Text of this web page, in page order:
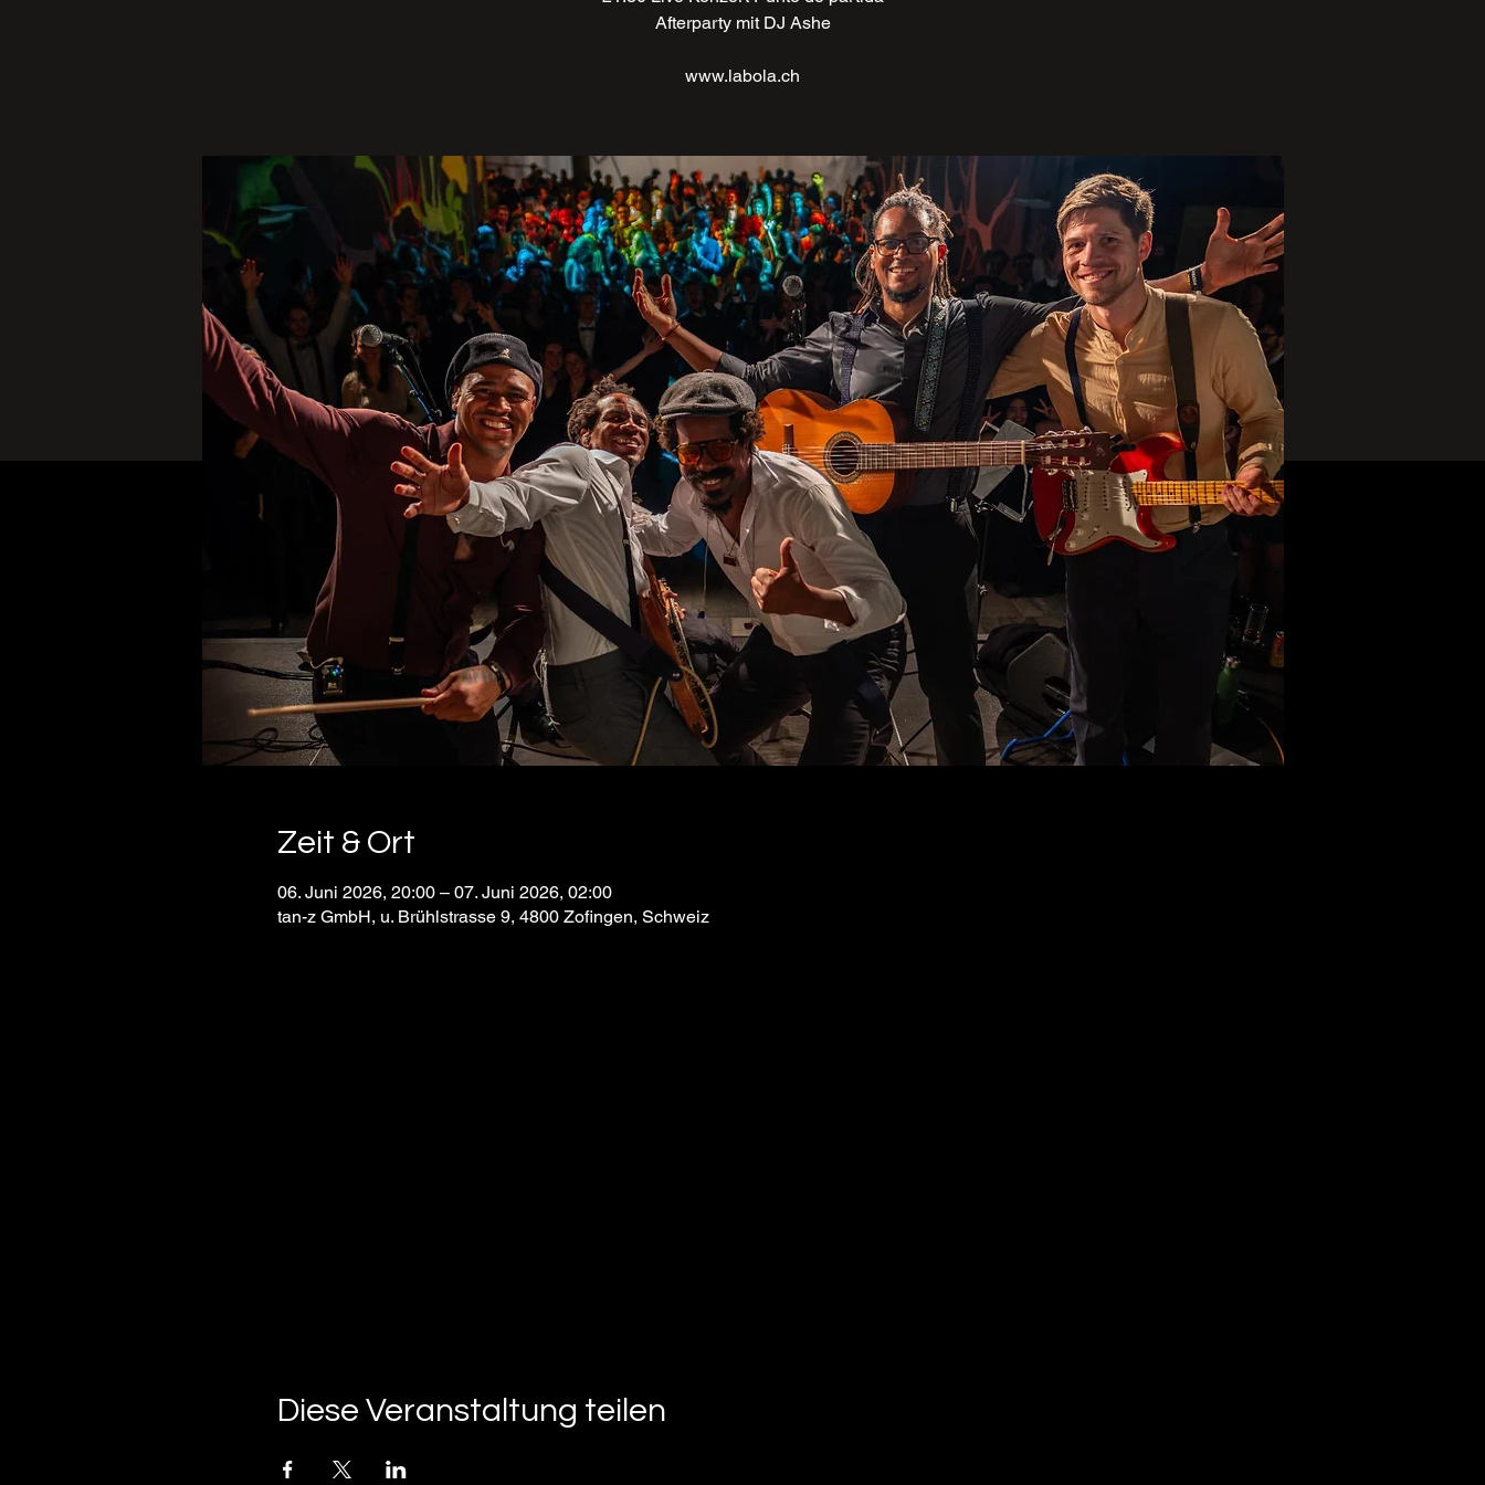
Afterparty mit DJ Ashe
www.labola.ch
Zeit & Ort
06. Juni 2026, 20:00 – 07. Juni 2026, 02:00
tan-z GmbH, u. Brühlstrasse 9, 4800 Zofingen, Schweiz
Diese Veranstaltung teilen